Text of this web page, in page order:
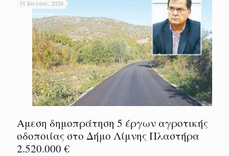
31 Ιουλίου, 2026
Αμεση δημοπράτηση 5 έργων αγροτικής
οδοποιίας στο Δήμο Λίμνης Πλαστήρα
2.520.000 €